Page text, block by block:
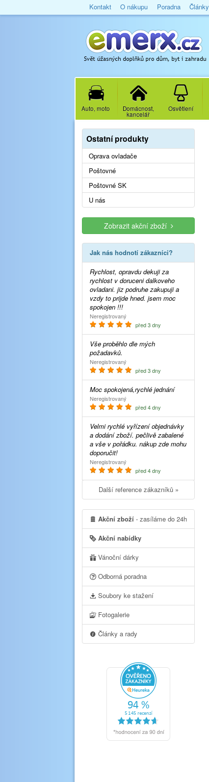
Kontakt O nákupu Poradna Články
Auto, moto Domácnost,
kancelář
Osvětlení
Ostatní produkty
Oprava ovladače
Poštovné
Poštovné SK
U nás
Zobrazit akční zboží
Jak nás hodnotí zákazníci?
Rychlost, opravdu dekuji za
rychlost v doruceni dalkoveho
ovladani. jiz podruhe zakupuji a
vzdy to prijde hned. jsem moc
spokojen !!!
Neregistrovaný
před 3 dny
Vše proběhlo dle mých
požadavků.
Neregistrovaný
před 3 dny
Moc spokojená,rychlé jednání
Neregistrovaný
před 4 dny
Velmi rychlé vyřízení objednávky
a dodání zboží. pečlivě zabalené
a vše v pořádku. nákup zde mohu
doporučit!
Neregistrovaný
před 4 dny
Další reference zákazníků »
Akční zboží - zasíláme do 24h
Akční nabídky
Vánoční dárky
Odborná poradna
Soubory ke stažení
Fotogalerie
Články a rady